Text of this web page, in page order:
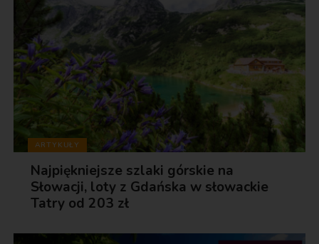
ARTYKUŁY
Najpiękniejsze szlaki górskie na
Słowacji, loty z Gdańska w słowackie
Tatry od 203 zł